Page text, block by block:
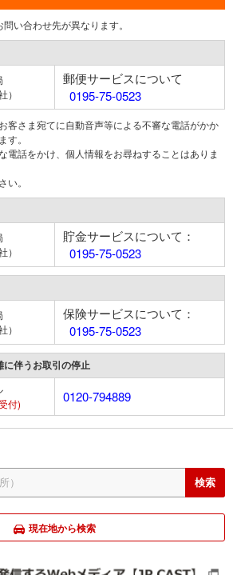
い合わせ先が異なります。
）
郵便サービスについて
0195-75-0523
客さま宛てに自動音声等による不審な電話がかか
。
電話をかけ、個人情報をお尋ねすることはありま
い。
）
貯金サービスについて：
0195-75-0523
）
保険サービスについて：
0195-75-0523
伴うお取引の停止
付)
0120-794889
現在地から検索